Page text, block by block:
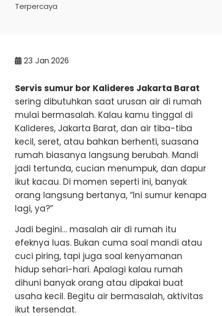
Terpercaya
23 Jan 2026
Servis sumur bor Kalideres Jakarta Barat
sering dibutuhkan saat urusan air di rumah
mulai bermasalah. Kalau kamu tinggal di
Kalideres, Jakarta Barat, dan air tiba-tiba
kecil, seret, atau bahkan berhenti, suasana
rumah biasanya langsung berubah. Mandi
jadi tertunda, cucian menumpuk, dan dapur
ikut kacau. Di momen seperti ini, banyak
orang langsung bertanya, “Ini sumur kenapa
lagi, ya?”
Jadi begini… masalah air di rumah itu
efeknya luas. Bukan cuma soal mandi atau
cuci piring, tapi juga soal kenyamanan
hidup sehari-hari. Apalagi kalau rumah
dihuni banyak orang atau dipakai buat
usaha kecil. Begitu air bermasalah, aktivitas
ikut tersendat.